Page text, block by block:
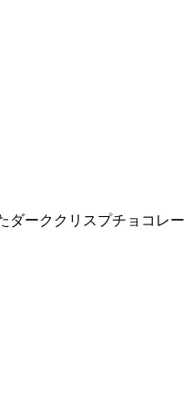
ダーククリスプチョコレー